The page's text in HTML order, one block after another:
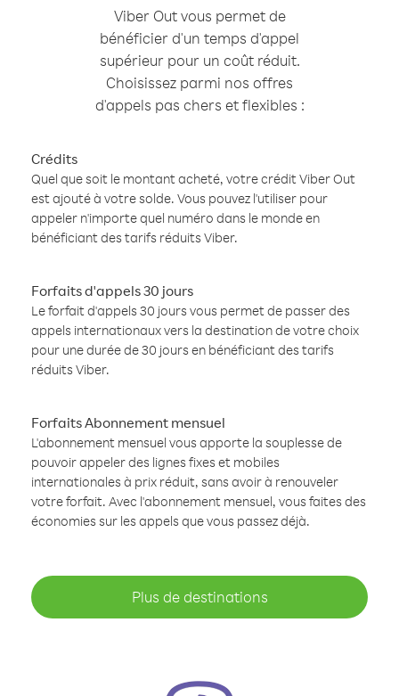
Viber Out vous permet de
bénéficier d'un temps d'appel
supérieur pour un coût réduit.
Choisissez parmi nos offres
d'appels pas chers et flexibles :
Crédits
Quel que soit le montant acheté, votre crédit Viber Out
est ajouté à votre solde. Vous pouvez l'utiliser pour
appeler n'importe quel numéro dans le monde en
bénéficiant des tarifs réduits Viber.
Forfaits d'appels 30 jours
Le forfait d'appels 30 jours vous permet de passer des
appels internationaux vers la destination de votre choix
pour une durée de 30 jours en bénéficiant des tarifs
réduits Viber.
Forfaits Abonnement mensuel
L'abonnement mensuel vous apporte la souplesse de
pouvoir appeler des lignes fixes et mobiles
internationales à prix réduit, sans avoir à renouveler
votre forfait. Avec l'abonnement mensuel, vous faites des
économies sur les appels que vous passez déjà.
Plus de destinations